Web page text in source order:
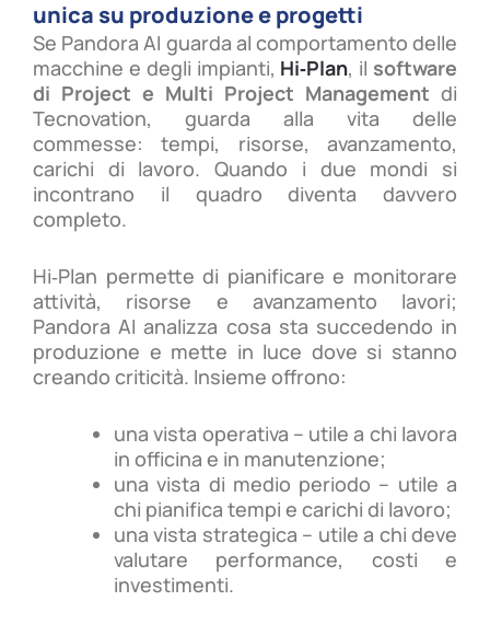
unica su produzione e progetti
Se Pandora AI guarda al comportamento delle
macchine e degli impianti, Hi‑Plan, il software
di Project e Multi Project Management di
Tecnovation, guarda alla vita delle
commesse: tempi, risorse, avanzamento,
carichi di lavoro. Quando i due mondi si
incontrano il quadro diventa davvero
completo.
Hi‑Plan permette di pianificare e monitorare
attività, risorse e avanzamento lavori;
Pandora AI analizza cosa sta succedendo in
produzione e mette in luce dove si stanno
creando criticità. Insieme offrono:
una vista operativa – utile a chi lavora
in officina e in manutenzione;
una vista di medio periodo – utile a
chi pianifica tempi e carichi di lavoro;
una vista strategica – utile a chi deve
valutare performance, costi e
investimenti.